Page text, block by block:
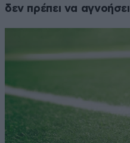
δεν πρέπει να